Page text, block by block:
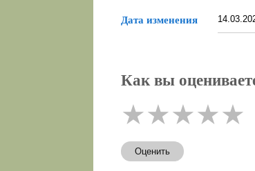
Дата изменения
Как вы
★★★★★
Оценить